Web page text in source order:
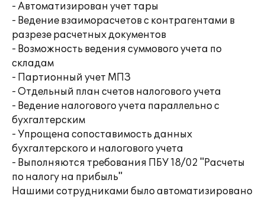
- Автоматизирован учет тары
- Ведение взаиморасчетов с контрагентами в
разрезе расчетных документов
- Возможность ведения суммового учета по
складам
- Партионный учет МПЗ
- Отдельный план счетов налогового учета
- Ведение налогового учета параллельно с
бухгалтерским
- Упрощена сопоставимость данных
бухгалтерского и налогового учета
- Выполняются требования ПБУ 18/02 "Расчеты
по налогу на прибыль"
Нашими сотрудниками было автоматизировано